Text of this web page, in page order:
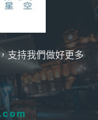
支持我們做好更多